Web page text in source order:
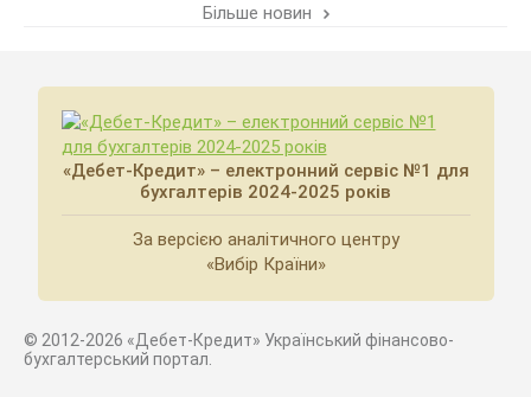
Більше новин
«Дебет-Кредит» – електронний сервіс №1 для
бухгалтерів 2024-2025 років
За версією аналітичного центру
«Вибір Країни»
© 2012-2026 «Дебет-Кредит» Український фінансово-
бухгалтерський портал.